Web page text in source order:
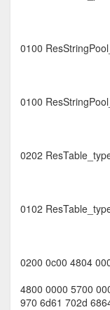
0100
0100
0202
0102
0200 0c00 4804
4800 0000 5700
970 6d61 702d